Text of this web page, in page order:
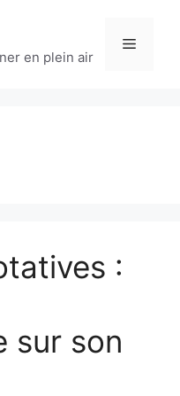
en plein air
Menu
:
sur son